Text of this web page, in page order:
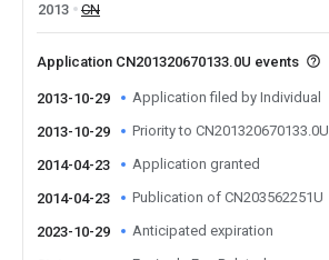
2013
CN
Application CN201320670133.0U events
2013-10-29 Application filed by Individual
2013-10-29 Priority to CN201320670133.0U
2014-04-23 Application granted
2014-04-23 Publication of CN203562251U
2023-10-29 Anticipated expiration